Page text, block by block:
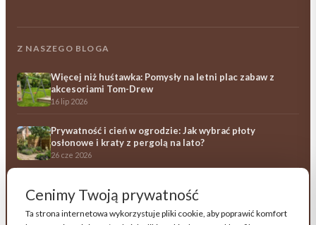
Z NASZEGO BLOGA
Więcej niż huśtawka: Pomysły na letni plac zabaw z
akcesoriami Tom-Drew
16 lip 2026
Prywatność i cień w ogrodzie: Jak wybrać płoty
osłonowe i kraty z pergolą na lato?
26 cze 2026
po opłacalności i trwałości
23 cze 2026
Cenimy Twoją prywatność
Ta strona internetowa wykorzystuje pliki cookie, aby poprawić komfort